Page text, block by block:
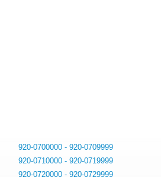
920-0700000 - 920-0709999
920-0710000 - 920-0719999
920-0720000 - 920-0729999